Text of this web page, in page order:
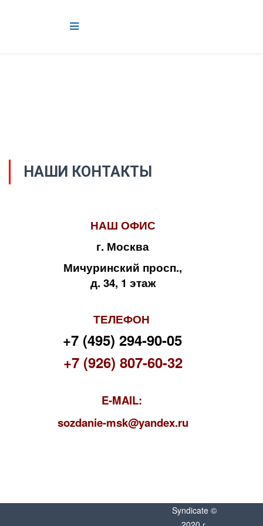
НАШИ КОНТАКТЫ
НАШ ОФИС
г. Москва
Мичуринский просп.,
д. 34, 1 этаж
ТЕЛЕФОН
+7 (495) 294-90-05
+7 (926) 807-60-32
E-MAIL:
sozdanie-msk@yandex.ru
Syndicate ©